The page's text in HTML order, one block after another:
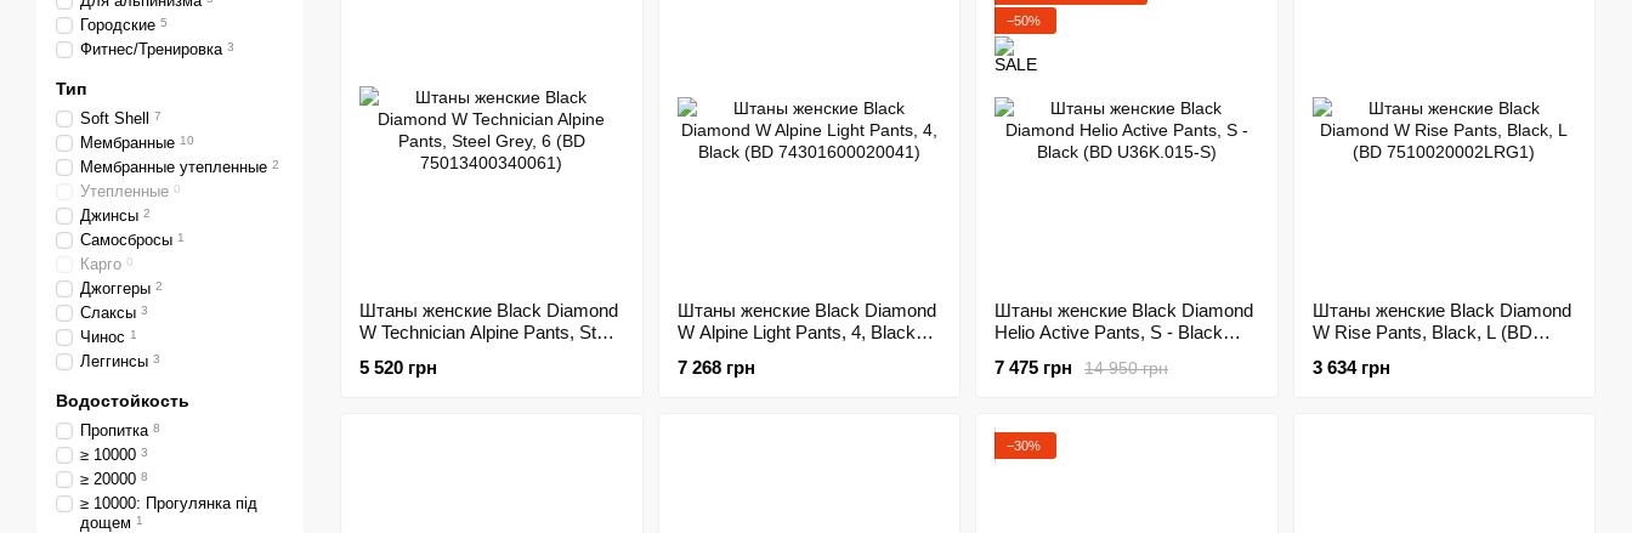
Штаны женские Black Diamond
W Technician Alpine Pants, Steel
5 520 грн
Штаны женские Black Diamond
W Alpine Light Pants, 4, Black
7 268 грн
−50%
Штаны женские Black Diamond
Helio Active Pants, S - Black
14 950 грн
7 475 грн
Штаны женские Black Diamond
W Rise Pants, Black, L (BD
3 634 грн
−30%
Городские 5
Фитнес/Тренировка 3
Тип
Soft Shell 7
Мембранные 10
Мембранные утепленные 2
Утепленные 0
Джинсы 2
Самосбросы 1
Карго 0
Джоггеры 2
Слаксы 3
Чинос 1
Леггинсы 3
Водостойкость
Пропитка 8
≥ 10000 3
≥ 20000 8
≥ 10000: Прогулянка під
дощем 1